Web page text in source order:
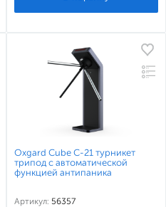
Oxgard Cube C-21 турникет
трипод с автоматической
функцией антипаника
Артикул: 56357